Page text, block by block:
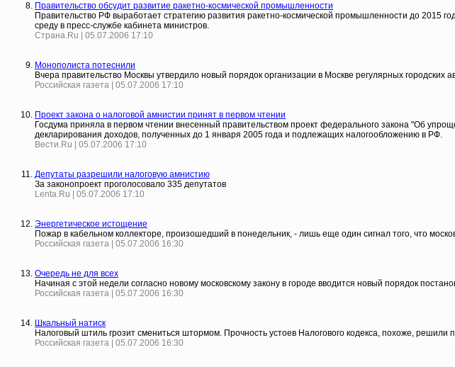
Правительство обсудит развитие ракетно-космической промышленности
Правительство РФ выработает стратегию развития ракетно-космической промышленности до 2015
среду в пресс-службе кабинета министров.
Страна.Ru | 05.07.2006 17:10
Монополиста потеснили
Вчера правительство Москвы утвердило новый порядок организации в Москве регулярных городских
Российская газета | 05.07.2006 17:10
Проект закона о налоговой амнистии принят в первом чтении
Госдума приняла в первом чтении внесенный правительством проект федерального закона "Об
декларирования доходов, полученных до 1 января 2005 года и подлежащих налогообложению в РФ.
Вести.Ru | 05.07.2006 17:10
Депутаты разрешили налоговую амнистию
За законопроект проголосовало 335 депутатов
Lenta.Ru | 05.07.2006 17:10
Энергетическое истощение
Пожар в кабельном коллекторе, произошедший в понедельник, - лишь еще один сигнал того, что
Российская газета | 05.07.2006 16:30
Очередь не для всех
Начиная с этой недели согласно новому московскому закону в городе вводится новый порядок
Российская газета | 05.07.2006 16:30
Шкальный натиск
Налоговый штиль грозит смениться штормом. Прочность устоев Налогового кодекса, похоже, решили
Российская газета | 05.07.2006 16:30